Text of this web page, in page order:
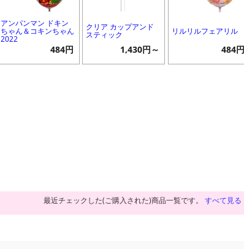
アンパンマン ドキン
ちゃん＆コキンちゃん
2022
484円
クリア カップアンド
スティック
1,430円～
リルリルフェアリル
484円
最近チェックした(ご購入された)商品一覧です。 すべて見る